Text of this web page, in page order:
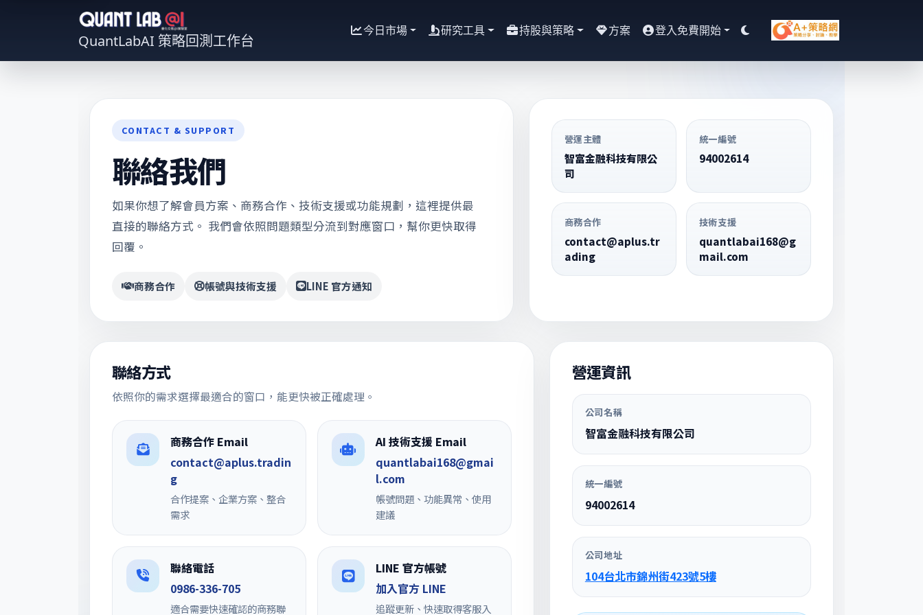
QuantLabAI 策略回測工作台
今日市場 研究工具 持股與策略 方案 登入免費開始
切換深色
CONTACT & SUPPORT
聯絡我們
如果你想了解會員方案、商務合作、技術支援或功能規劃，這裡提供最
直接的聯絡方式。 我們會依照問題類型分流到對應窗口，幫你更快取得
回覆。
商務合作 帳號與技術支援 LINE 官方通知
營運主體
智富金融科技有限公
司
統一編號
94002614
商務合作
contact@aplus.tr
ading
技術支援
quantlabai168@g
mail.com
聯絡方式
依照你的需求選擇最適合的窗口，能更快被正確處理。
商務合作 Email
contact@aplus.tradin
g
合作提案、企業方案、整合
需求
AI 技術支援 Email
quantlabai168@gmai
l.com
帳號問題、功能異常、使用
建議
聯絡電話
0986-336-705
適合需要快速確認的商務聯
LINE 官方帳號
加入官方 LINE
追蹤更新、快速取得客服入
營運資訊
公司名稱
智富金融科技有限公司
統一編號
94002614
公司地址
104台北市錦州街423號5樓